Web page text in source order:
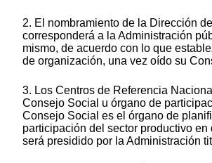
2. El nombramiento de la Dirección
corresponderá a la Administración
mismo, de acuerdo con lo que
de organización, una vez oído su
3. Los Centros de Referencia
Consejo Social u órgano de
Consejo Social es el órgano de
participación del sector productivo en
será presidido por la Administración